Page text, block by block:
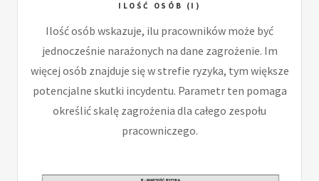
ILOŚĆ OSÓB (I)
Ilość osób wskazuje, ilu pracowników może być
jednocześnie narażonych na dane zagrożenie. Im
więcej osób znajduje się w strefie ryzyka, tym większe
potencjalne skutki incydentu. Parametr ten pomaga
określić skalę zagrożenia dla całego zespołu
pracowniczego.